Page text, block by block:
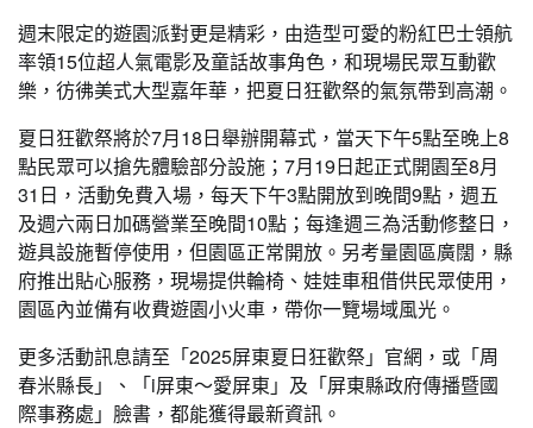
週末限定的遊園派對更是精彩，由造型可愛的粉紅巴士領航
率領15位超人氣電影及童話故事角色，和現場民眾互動歡
樂，彷彿美式大型嘉年華，把夏日狂歡祭的氣氛帶到高潮。
夏日狂歡祭將於7月18日舉辦開幕式，當天下午5點至晚上8
點民眾可以搶先體驗部分設施；7月19日起正式開園至8月
31日，活動免費入場，每天下午3點開放到晚間9點，週五
及週六兩日加碼營業至晚間10點；每逢週三為活動修整日，
遊具設施暫停使用，但園區正常開放。另考量園區廣闊，縣
府推出貼心服務，現場提供輪椅、娃娃車租借供民眾使用，
園區內並備有收費遊園小火車，帶你一覽場域風光。
更多活動訊息請至「2025屏東夏日狂歡祭」官網，或「周
春米縣長」、「i屏東～愛屏東」及「屏東縣政府傳播暨國
際事務處」臉書，都能獲得最新資訊。